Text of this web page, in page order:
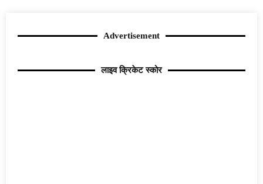
Advertisement
लाइव क्रिकेट स्कोर